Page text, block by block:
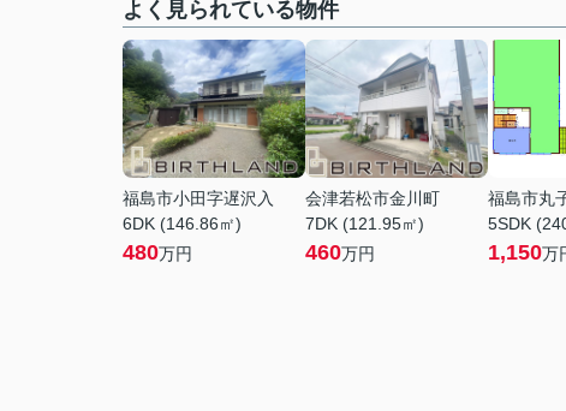
よく見られている物件
福島市小田字遅沢入
6DK (146.86㎡)
480万円
会津若松市金川町
7DK (121.95㎡)
460万円
福島市丸
5SDK
1,150万